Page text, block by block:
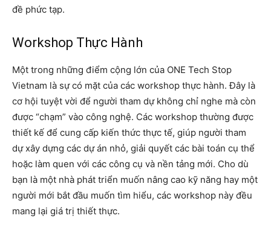
đề phức tạp.
Workshop Thực Hành
Một trong những điểm cộng lớn của ONE Tech Stop
Vietnam là sự có mặt của các workshop thực hành. Đây là
cơ hội tuyệt vời để người tham dự không chỉ nghe mà còn
được “chạm” vào công nghệ. Các workshop thường được
thiết kế để cung cấp kiến thức thực tế, giúp người tham
dự xây dựng các dự án nhỏ, giải quyết các bài toán cụ thể
hoặc làm quen với các công cụ và nền tảng mới. Cho dù
bạn là một nhà phát triển muốn nâng cao kỹ năng hay một
người mới bắt đầu muốn tìm hiểu, các workshop này đều
mang lại giá trị thiết thực.